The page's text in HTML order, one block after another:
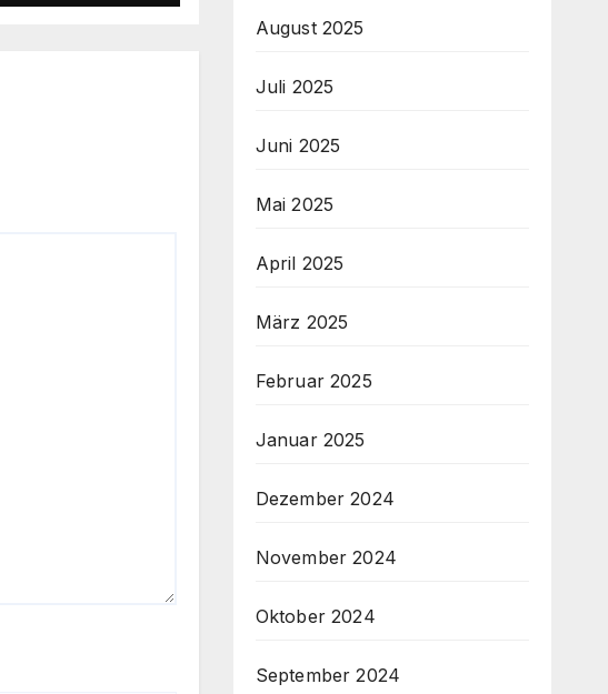
hat
August 2025
Juli 2025
Juni 2025
Mai 2025
April 2025
März 2025
Februar 2025
Januar 2025
Dezember 2024
November 2024
Oktober 2024
September 2024